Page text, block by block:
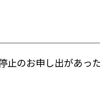
のお申し出があっ